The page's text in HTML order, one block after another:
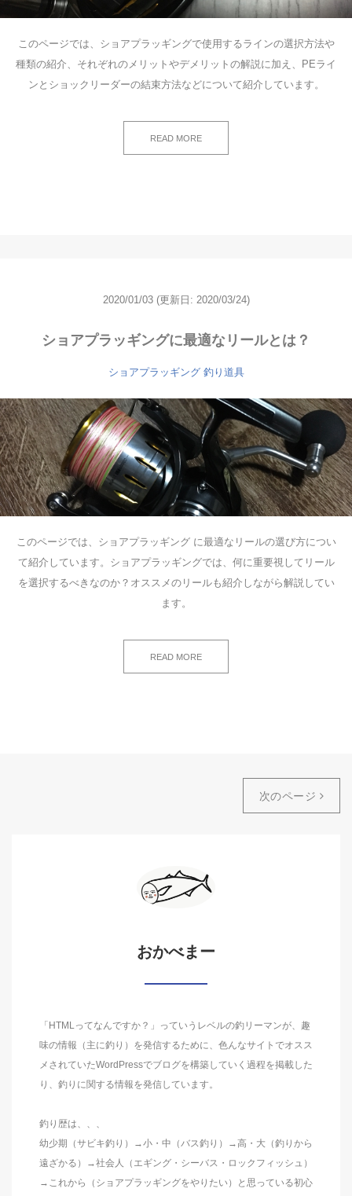
このページでは、ショアプラッギングで使用するラインの選択方法や
種類の紹介、それぞれのメリットやデメリットの解説に加え、PEライ
ンとショックリーダーの結束方法などについて紹介しています。
READ MORE
2020/01/03 (更新日: 2020/03/24)
ショアプラッギングに最適なリールとは？
ショアプラッギング 釣り道具
このページでは、ショアプラッギング に最適なリールの選び方につい
て紹介しています。ショアプラッギングでは、何に重要視してリール
を選択するべきなのか？オススメのリールも紹介しながら解説してい
ます。
READ MORE
次のページ
おかべまー
「HTMLってなんですか？」っていうレベルの釣リーマンが、趣
味の情報（主に釣り）を発信するために、色んなサイトでオスス
メされていたWordPressでブログを構築していく過程を掲載した
り、釣りに関する情報を発信しています。
釣り歴は、、、
幼少期（サビキ釣り）→小・中（バス釣り）→高・大（釣りから
遠ざかる）→社会人（エギング・シーバス・ロックフィッシュ）
→これから（ショアプラッギングをやりたい）と思っている初心